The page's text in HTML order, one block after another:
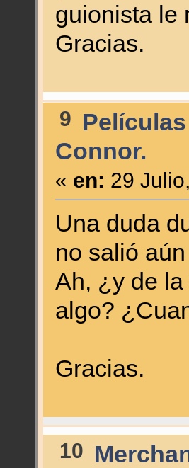
guionista le
Gracias.
9
Connor.
« en: 29
Una duda
no salió
Ah, ¿y de
algo?
Gracias.
10